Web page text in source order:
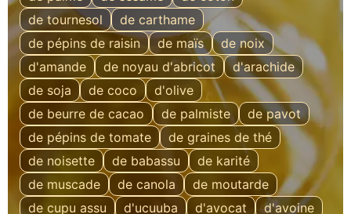
de tournesol
de carthame
de pépins de raisin
de maïs
de noix
d'amande
de noyau d'abricot
d'arachide
de soja
de coco
d'olive
de beurre de cacao
de palmiste
de pavot
de pépins de tomate
de graines de thé
de noisette
de babassu
de karité
de muscade
de canola
de moutarde
de cupu assu
d'ucuuba d'avocat
d'avoine